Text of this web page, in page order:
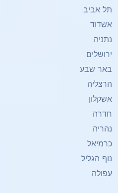
תל אביב
אשדוד
נתניה
ירושלים
באר שבע
הרצליה
אשקלון
חדרה
נהריה
כרמיאל
נוף הגליל
עפולה